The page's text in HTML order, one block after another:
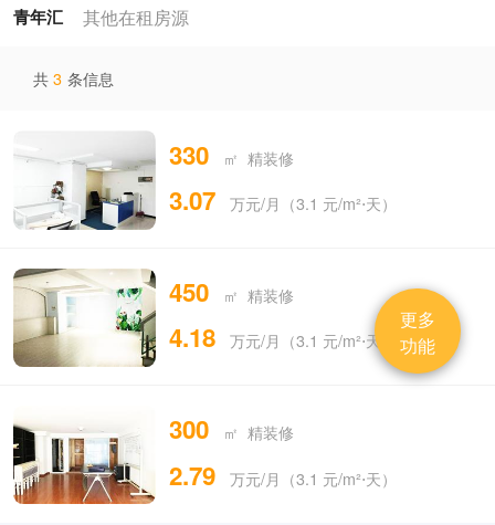
青年汇 其他在租房源
共 3 条信息
330 ㎡ 精装修
3.07 万元/月（3.1 元/m²⋅天）
450 ㎡ 精装修
4.18 万元/月（3.1 元/m²⋅天）
300 ㎡ 精装修
2.79 万元/月（3.1 元/m²⋅天）
更多
功能